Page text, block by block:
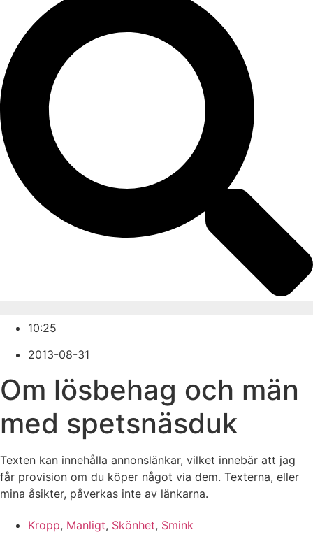
10:25
2013-08-31
Om lösbehag och män
med spetsnäsduk
Texten kan innehålla annonslänkar, vilket innebär att jag
får provision om du köper något via dem. Texterna, eller
mina åsikter, påverkas inte av länkarna.
Kropp, Manligt, Skönhet, Smink